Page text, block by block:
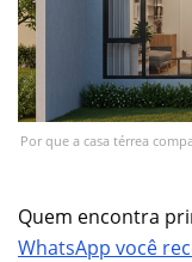
Por que a casa térrea
Quem encontra
WhatsApp você